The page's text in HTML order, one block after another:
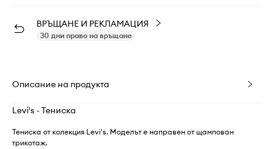
ВРЪЩАНЕ И РЕКЛАМАЦИЯ
30 дни право на връщане
Описание на продукта
Levi's - Тениска
Тениска от колекция Levi's. Моделът е направен от щампован
трикотаж.